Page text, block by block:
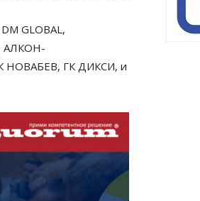
GLOBAL,
АЛКОН-
НОВАБЕВ, ГК ДИКСИ, и